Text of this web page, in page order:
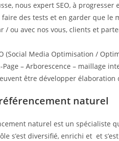
nous expert SEO, à
des tests et en garder que
avec nos vous, clients et
Media Optimisation /
– Arborescence – maillage
être développer
naturel
naturel est un spécialiste
s’est diversifié, enrichi et et